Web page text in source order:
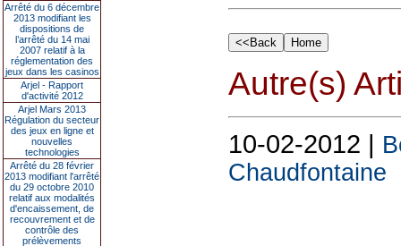
Arrêté du 6 décembre
2013 modifiant les
dispositions de
l’arrêté du 14 mai
2007 relatif à la
réglementation des
jeux dans les casinos
Arjel - Rapport
d'activité 2012
Arjel Mars 2013
Régulation du secteur
des jeux en ligne et
nouvelles
technologies
Arrêté du 28 février
2013 modifiant l'arrêté
du 29 octobre 2010
relatif aux modalités
d'encaissement, de
recouvrement et de
contrôle des
prélèvements
Autre(s)
10-02-2012 |
Chaudfontaine